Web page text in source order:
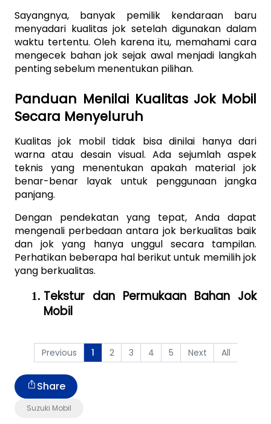
Sayangnya, banyak pemilik kendaraan baru
menyadari kualitas jok setelah digunakan dalam
waktu tertentu. Oleh karena itu, memahami cara
mengecek bahan jok sejak awal menjadi langkah
penting sebelum menentukan pilihan.
Panduan Menilai Kualitas Jok Mobil
Secara Menyeluruh
Kualitas jok mobil tidak bisa dinilai hanya dari
warna atau desain visual. Ada sejumlah aspek
teknis yang menentukan apakah material jok
benar-benar layak untuk penggunaan jangka
panjang.
Dengan pendekatan yang tepat, Anda dapat
mengenali perbedaan antara jok berkualitas baik
dan jok yang hanya unggul secara tampilan.
Perhatikan beberapa hal berikut untuk memilih jok
yang berkualitas.
Tekstur dan Permukaan Bahan Jok
Mobil
Previous 1 2 3 4 5 Next All
Suzuki Mobil
Share